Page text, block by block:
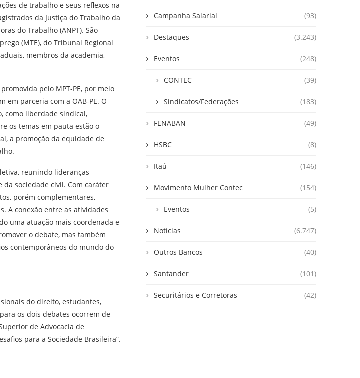
de trabalho e seus reflexos na
da Justiça do Trabalho da
do Trabalho (ANPT). São
(MTE), do Tribunal Regional
membros da academia,
pelo MPT-PE, por meio
em parceria com a OAB-PE. O
como liberdade sindical,
os temas em pauta estão o
a promoção da equidade de
reunindo lideranças
sociedade civil. Com caráter
porém complementares,
A conexão entre as atividades
uma atuação mais coordenada e
o debate, mas também
contemporâneos do mundo do
do direito, estudantes,
os dois debates ocorrem de
de Advocacia de
para a Sociedade Brasileira”.
Campanha Salarial (93)
Destaques (3.243)
Eventos (248)
CONTEC (39)
Sindicatos/Federações (183)
FENABAN (49)
HSBC (8)
Itaú (146)
Movimento Mulher Contec (154)
Eventos (5)
Notícias (6.747)
Outros Bancos (40)
Santander (101)
Securitários e Corretoras (42)